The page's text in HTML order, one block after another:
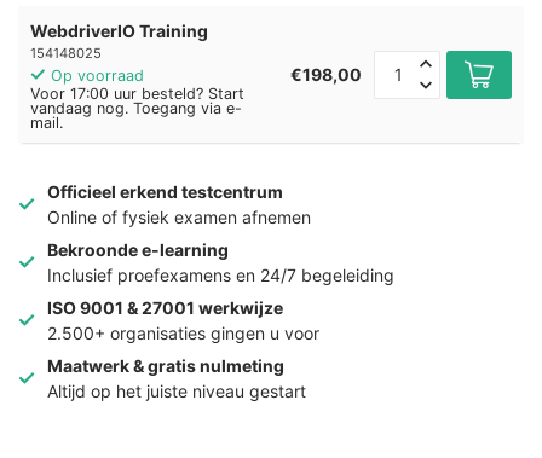
WebdriverIO Training
154148025
Op voorraad
Voor 17:00 uur besteld? Start
vandaag nog. Toegang via e-
mail.
€198,00
Officieel erkend testcentrum
Online of fysiek examen afnemen
Bekroonde e-learning
Inclusief proefexamens en 24/7 begeleiding
ISO 9001 & 27001 werkwijze
2.500+ organisaties gingen u voor
Maatwerk & gratis nulmeting
Altijd op het juiste niveau gestart